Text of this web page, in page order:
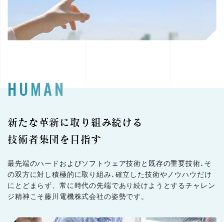
HUMAN
新たな革新に取り組み続ける
技術者集団を目指す
最先端のハードおよびソフトウェア技術と既存の重要技術､そ
の双方に対し積極的に取り組み､確立した技術やノウハウだけ
にとどまらず、常に時代の先端であり続けようとするチャレン
ジ精神こそ藤川電機株式会社の姿勢です。